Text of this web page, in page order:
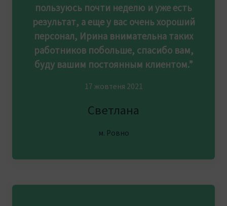
пользуюсь почти неделю и уже есть
результат, а еще у вас очень хороший
персонал, Ирина внимательна таких
работников побольше, спасибо вам,
буду вашим постоянным клиентом.”
17 жовтеня 2021
Светлана
м. Ровно